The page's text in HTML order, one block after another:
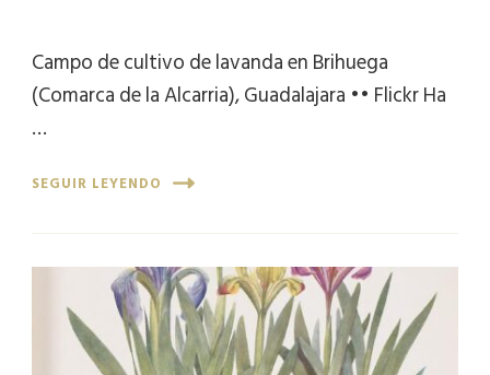
Campo de cultivo de lavanda en Brihuega
(Comarca de la Alcarria), Guadalajara •• Flickr Ha
…
SEGUIR LEYENDO